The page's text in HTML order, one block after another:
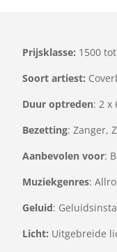
Prijsklasse: 1500
Soort artiest:
Duur optreden: 2 x
Bezetting: Zanger,
Aanbevolen voor:
Muziekgenres:
Geluid:
Licht: Uitgebreide